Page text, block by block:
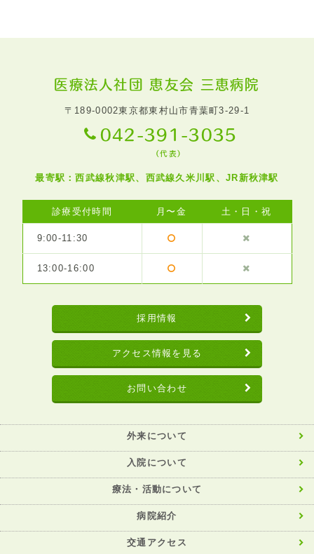
医療法人社団 恵友会 三恵病院
〒189-0002東京都東村山市青葉町3-29-1
042-391-3035
（代表）
最寄駅：西武線秋津駅、西武線久米川駅、JR新秋津駅
診療受付時間 月〜金 土・日・祝
9:00-11:30
13:00-16:00
採用情報
アクセス情報を見る
お問い合わせ
外来について
入院について
療法・活動について
病院紹介
交通アクセス